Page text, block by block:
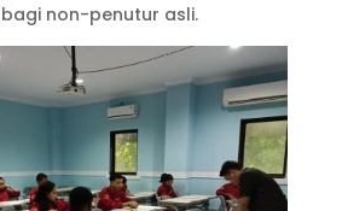
non-penutur asli.